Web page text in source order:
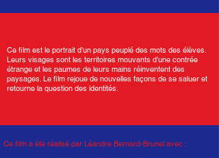
Ce film est le portrait d’un pays peuplé des mots des élèves.
Leurs visages sont les territoires mouvants d’une contrée
étrange et les paumes de leurs mains réinventent des
paysages. Le film rejoue de nouvelles façons de se saluer et
retourne la question des identités.
Ce film a été réalisé par Léandre Bernard-Brunel avec :